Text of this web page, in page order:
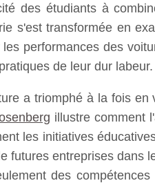
des étudiants à
s'est transformée en
performances des
de leur dur labeur.
a triomphé à la fois en
illustre comment
les initiatives
futures entreprises dans
des